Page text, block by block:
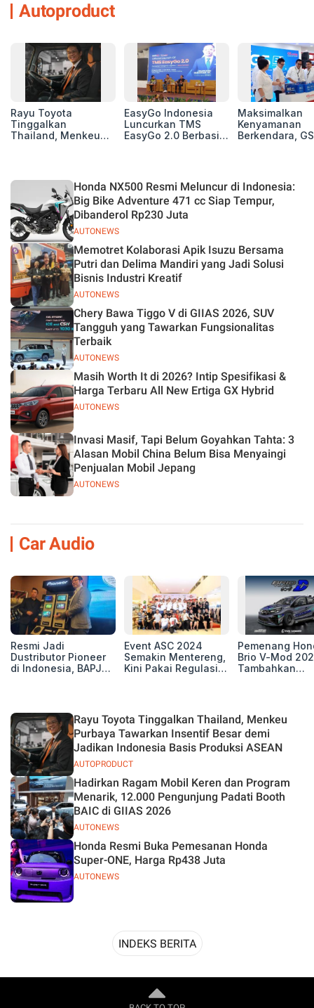
Autoproduct
Rayu Toyota
Tinggalkan
Thailand, Menkeu
Basis Produksi
EasyGo Indonesia
Luncurkan TMS
EasyGo 2.0 Berbasis
Maksimalkan
Kenyamanan
Berkendara,
2026
AUTONEWS
Honda NX500 Resmi Meluncur di Indonesia:
Big Bike Adventure 471 cc Siap Tempur,
Dibanderol Rp230 Juta
AUTONEWS
Memotret Kolaborasi Apik Isuzu Bersama
Putri dan Delima Mandiri yang Jadi Solusi
Bisnis Industri Kreatif
AUTONEWS
Chery Bawa Tiggo V di GIIAS 2026, SUV
Tangguh yang Tawarkan Fungsionalitas
Terbaik
AUTONEWS
Masih Worth It di 2026? Intip Spesifikasi &
Harga Terbaru All New Ertiga GX Hybrid
AUTONEWS
Invasi Masif, Tapi Belum Goyahkan Tahta: 3
Alasan Mobil China Belum Bisa Menyaingi
Penjualan Mobil Jepang
Car Audio
Resmi Jadi
Dustributor Pioneer
di Indonesia, BAPJ
Event ASC 2024
Semakin Mentereng,
Kini Pakai Regulasi
Pemenang
Brio V-Mod
Tambahkan
AUTOPRODUCT
Rayu Toyota Tinggalkan Thailand, Menkeu
Purbaya Tawarkan Insentif Besar demi
Jadikan Indonesia Basis Produksi ASEAN
AUTONEWS
Hadirkan Ragam Mobil Keren dan Program
Menarik, 12.000 Pengunjung Padati Booth
BAIC di GIIAS 2026
AUTONEWS
Honda Resmi Buka Pemesanan Honda
Super-ONE, Harga Rp438 Juta
INDEKS BERITA